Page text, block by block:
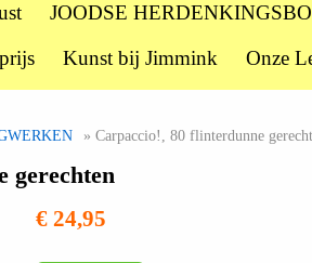
JOODSE
Kunst bij Jimmink Onze
» Carpaccio!, 80 flinterdunne
gerechten
€ 24,95